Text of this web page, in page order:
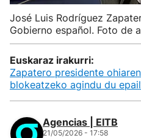
José Luis Rodríguez
Gobierno español. Foto de
Euskaraz irakurri:
Zapatero presidente
blokeatzeko agindu du
Agencias | EITB
21/05/2026 - 17:58